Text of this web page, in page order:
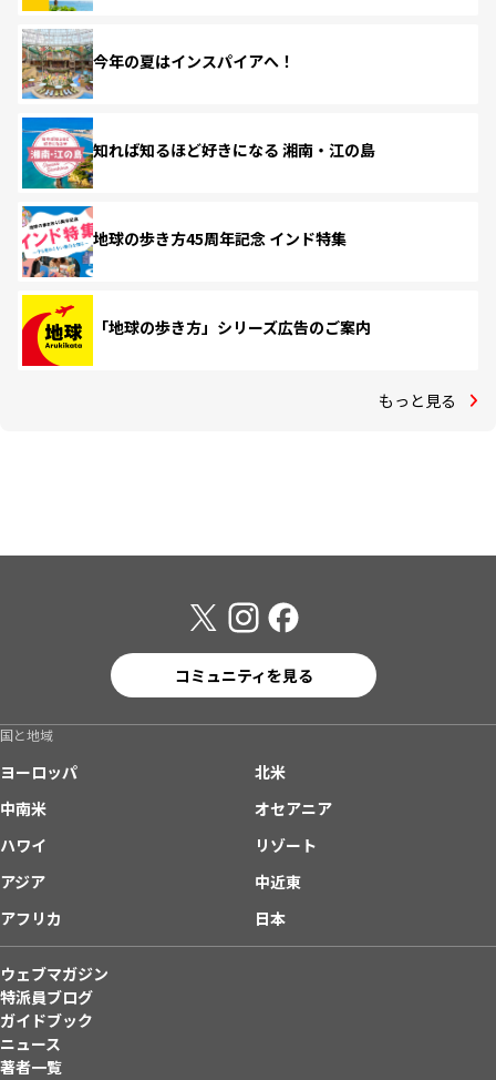
今年の夏はインスパイアへ！
知れば知るほど好きになる 湘南・江の島
地球の歩き方45周年記念 インド特集
「地球の歩き方」シリーズ広告のご案内
もっと見る
コミュニティを見る
国と地域
ヨーロッパ
北米
中南米
オセアニア
ハワイ
リゾート
アジア
中近東
アフリカ
日本
ウェブマガジン
特派員ブログ
ガイドブック
ニュース
著者一覧